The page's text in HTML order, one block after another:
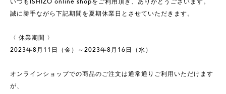
いつもISHIZO online shopをご利用頂き、ありがとうございます。
誠に勝手ながら下記期間を夏期休業日とさせていただきます。
〈 休業期間 〉
2023年8月11日（金）～2023年8月16日（水）
オンラインショップでの商品のご注文は通常通りご利用いただけます
が、